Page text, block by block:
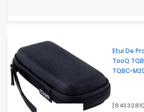
Etui De
TooQ
TQBC-